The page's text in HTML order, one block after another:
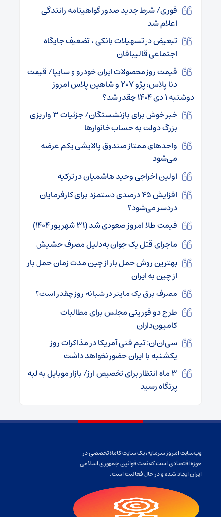
فوری/ شرط جدید صدور گواهینامه‌ رانندگی
اعلام شد
تبعیض در تسهیلات بانکی ، تضعیف جایگاه
اجتماعی قالیبافان
قیمت روز محصولات ایران خودرو و سایپا/ قیمت
دنا پلاس، پژو ۲۰۷ و شاهین پلاس امروز
دوشنبه ۱ دی ۱۴۰۴ چقدر شد؟
خبر خوش برای بازنشستگان/ جزئیات ۳ واریزی
بزرگ دولت به حساب خانوارها
واحدهای ممتاز صندوق پالایشی یکم عرضه
می‌شود
اولین اخراجی وحید هاشمیان در ترکیه
افزایش ۴۵ درصدی دستمزد برای کارفرمایان
دردسر می‌شود؟
قیمت طلا امروز صعودی شد (۳۱ شهریور ۱۴۰۴)
ماجرای قتل یک جوان به‌دلیل مصرف حشیش
بهترین روش حمل بار از چین مدت زمان حمل بار
از چین به ایران
مصرف برق یک ماینر در شبانه روز چقدر است؟
طرح دو فوریتی مجلس برای مطالبات
کامیون‌داران
سی‌ان‌ان: تیم فنی آمریکا در مذاکرات روز
یکشنبه با ایران حضور نخواهد داشت
۳ ماه انتظار برای تخصیص ارز/ بازار موبایل به لبه
پرتگاه رسید
وب‌سایت امروز سرمایه، یک سایت کاملا تخصصی در
حوزه اقتصادی است که تحت قوانین جمهوری اسلامی
ایران ایجاد شده و در حال فعالیت است.